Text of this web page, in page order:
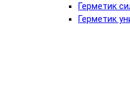
Герметик
Герметик